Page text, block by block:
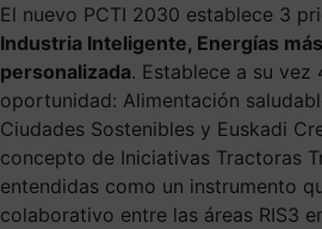
El nuevo PCTI 2030 establece 3
Industria Inteligente, Energías
personalizada. Establece a su
oportunidad: Alimentación
Ciudades Sostenibles y Euskadi
concepto de Iniciativas Tractoras
entendidas como un instrumento
colaborativo entre las áreas RIS3